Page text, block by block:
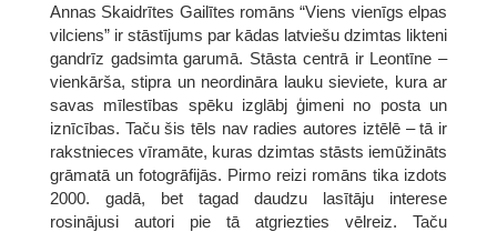
Annas Skaidrītes Gailītes romāns “Viens vienīgs elpas
vilciens” ir stāstījums par kādas latviešu dzimtas likteni
gandrīz gadsimta garumā. Stāsta centrā ir Leontīne –
vienkārša, stipra un neordināra lauku sieviete, kura ar
savas mīlestības spēku izglābj ģimeni no posta un
iznīcības. Taču šis tēls nav radies autores iztēlē – tā ir
rakstnieces vīramāte, kuras dzimtas stāsts iemūžināts
grāmatā un fotogrāfijās. Pirmo reizi romāns tika izdots
2000. gadā, bet tagad daudzu lasītāju interese
rosinājusi autori pie tā atgriezties vēlreiz. Taču